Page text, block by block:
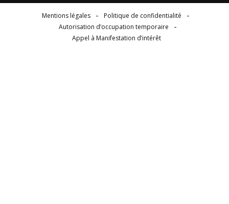
Mentions légales
Politique de confidentialité
Autorisation d’occupation temporaire
Appel à Manifestation d’intérêt